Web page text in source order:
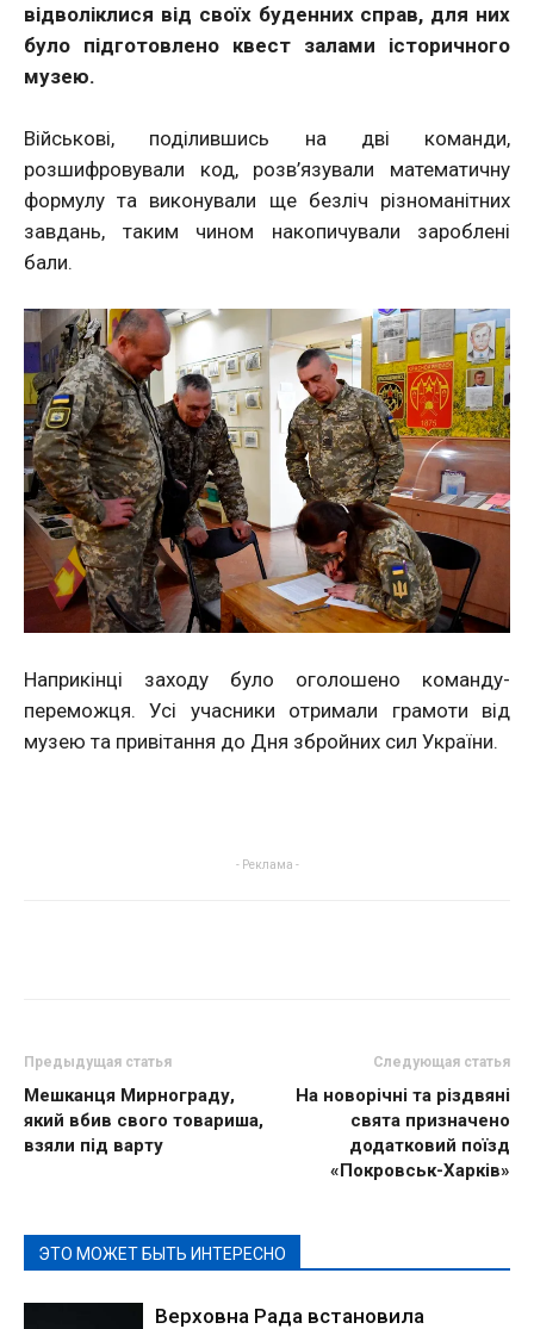
відволіклися від своїх буденних справ, для них
було підготовлено квест залами історичного
музею.
Військові, поділившись на дві команди,
розшифровували код, розв’язували математичну
формулу та виконували ще безліч різноманітних
завдань, таким чином накопичували зароблені
бали.
Наприкінці заходу було оголошено команду-
переможця. Усі учасники отримали грамоти від
музею та привітання до Дня збройних сил України.
- Реклама -
Предыдущая статья
Мешканця Мирнограду,
який вбив свого товариша,
взяли під варту
Следующая статья
На новорічні та різдвяні
свята призначено
додатковий поїзд
«Покровськ-Харків»
ЭТО МОЖЕТ БЫТЬ ИНТЕРЕСНО
Верховна Рада встановила